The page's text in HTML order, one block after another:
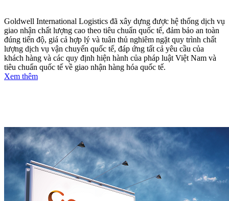
Goldwell International Logistics đã xây dựng được hệ thống dịch vụ
giao nhận chất lượng cao theo tiêu chuẩn quốc tế, đảm bảo an toàn
đúng tiến độ, giá cả hợp lý và tuân thủ nghiêm ngặt quy trình chất
lượng dịch vụ vận chuyển quốc tế, đáp ứng tất cả yêu cầu của
khách hàng và các quy định hiện hành của pháp luật Việt Nam và
tiêu chuẩn quốc tế về giao nhận hàng hóa quốc tế.
Xem thêm